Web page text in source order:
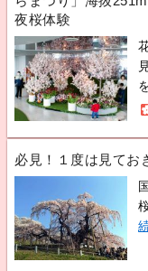
夜桜体験
必見！１度は見てお